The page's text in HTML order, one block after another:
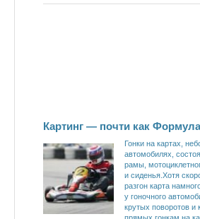
Картинг — почти как
Гонки на картах,
автомобилях,
рамы,
и сиденья.Хотя
разгон карта
у гоночного
крутых поворотов и